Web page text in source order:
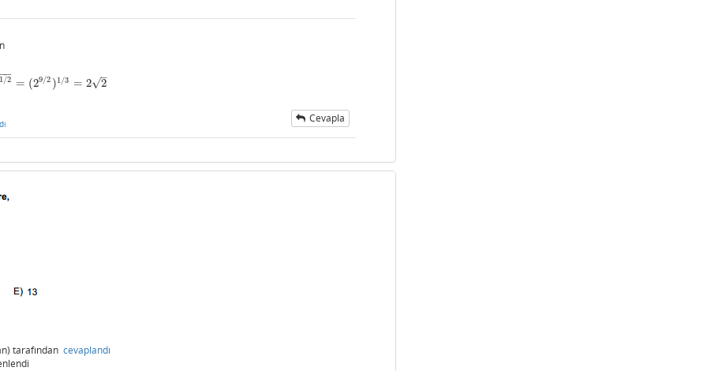
1/2
−
= (29/2 )1/3 = 2 2
–
√
Cevapla
tarafından cevaplandı